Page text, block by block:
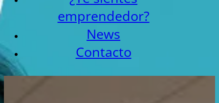
emprendedor?
News
Contacto